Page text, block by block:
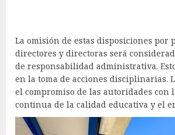
La omisión de estas disposiciones por
directores y directoras será
de responsabilidad administrativa.
en la toma de acciones disciplinarias.
el compromiso de las autoridades con
continua de la calidad educativa y el